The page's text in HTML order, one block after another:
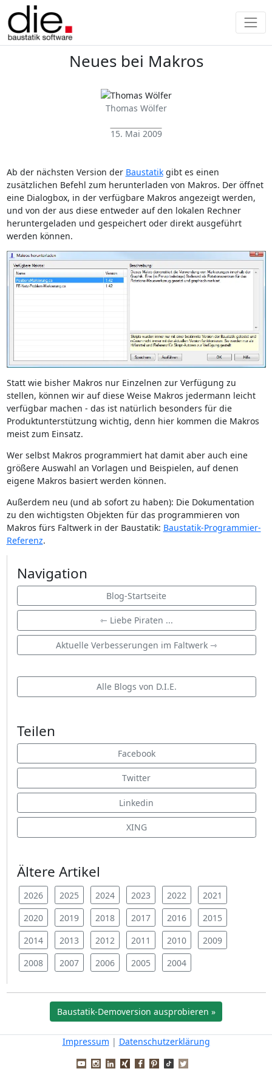
Neues bei Makros
Thomas Wölfer
15. Mai 2009
Ab der nächsten Version der Baustatikgibt es einen
zusätzlichen Befehl zum herunterladen von Makros. Der öffnet
eine Dialogbox, in der verfügbare Makros angezeigt werden,
und von der aus diese entweder auf den lokalen Rechner
heruntergeladen und gespeichert oder direkt ausgeführt
werden können.
Statt wie bisher Makros nur Einzelnen zur Verfügung zu
stellen, können wir auf diese Weise Makros jedermann leicht
verfügbar machen - das ist natürlich besonders für die
Produktunterstützung wichtig, denn hier kommen die Makros
meist zum Einsatz.
Wer selbst Makros programmiert hat damit aber auch eine
größere Auswahl an Vorlagen und Beispielen, auf denen
eigene Makros basiert werden können.
Außerdem neu (und ab sofort zu haben): Die Dokumentation
zu den wichtigsten Objekten für das programmieren von
Makros fürs Faltwerk in der Baustatik: Baustatik-Programmier-
Referenz.
Navigation
Blog-Startseite
⇽ Liebe Piraten ...
Aktuelle Verbesserungen im Faltwerk ⇾
Alle Blogs von D.I.E.
Teilen
Facebook
Twitter
Linkedin
XING
Ältere Artikel
2026 2025 2024 2023 2022
2021
2020
2019 2018 2017 2016
2015
2014
2013 2012 2011 2010
2009
2008
2007 2006 2005 2004
Baustatik-Demoversion ausprobieren »
Impressum | Datenschutzerklärung